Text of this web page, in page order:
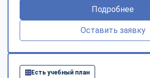
Подробнее
Оставить заявку
Есть учебный план